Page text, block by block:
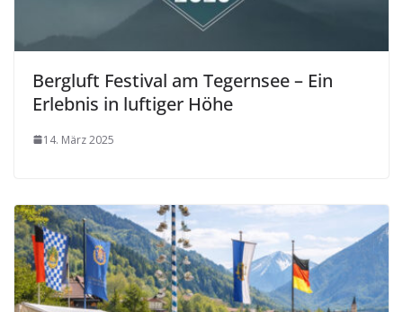
Bergluft Festival am Tegernsee – Ein
Erlebnis in luftiger Höhe
14. März 2025